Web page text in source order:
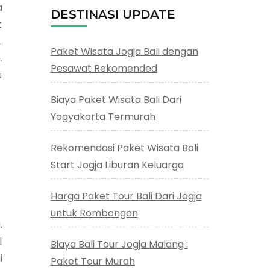
DESTINASI UPDATE
Paket Wisata Jogja Bali dengan
Pesawat Rekomended
Biaya Paket Wisata Bali Dari
Yogyakarta Termurah
Rekomendasi Paket Wisata Bali
Start Jogja Liburan Keluarga
Harga Paket Tour Bali Dari Jogja
untuk Rombongan
Biaya Bali Tour Jogja Malang :
Paket Tour Murah